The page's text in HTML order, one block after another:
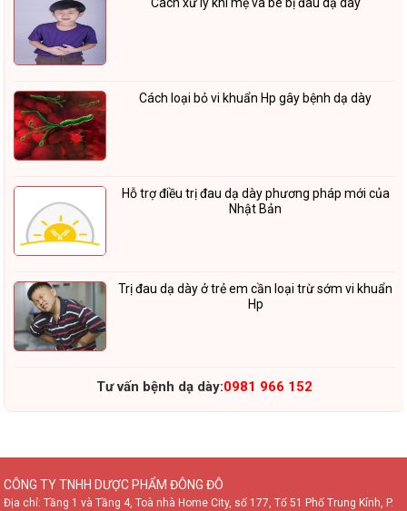
Cách loại bỏ vi khuẩn Hp gây bệnh dạ dày
Hỗ trợ điều trị đau dạ dày phương pháp mới của
Nhật Bản
Trị đau dạ dày ở trẻ em cần loại trừ sớm vi khuẩn
Hp
Tư vấn bệnh dạ dày:0981 966 152
CÔNG TY TNHH DƯỢC PHẨM ĐÔNG ĐÔ
Địa chỉ: Tầng 1 và Tầng 4, Toà nhà Home City, số 177, Tổ 51 Phố Trung Kính, P.